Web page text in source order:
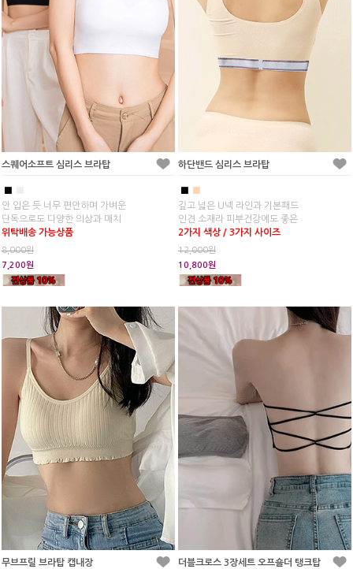
스퀘어소프트 심리스 브라탑
■
안 입은 듯 너무 편안하며 가벼운
단독으로도 다양한 의상과 매치
위탁배송 가능상품
8,000원
7,200원
하단밴드 심리스 브라탑
■ ■
깊고 넓은 U넥 라인과 기본패드
인견 소재라 피부건강에도 좋은
2가지 색상 / 3가지 사이즈
12,000원
10,800원
무브프릴 브라탑 캡내장 더블크로스 3장세트 오프숄더 탱크탑